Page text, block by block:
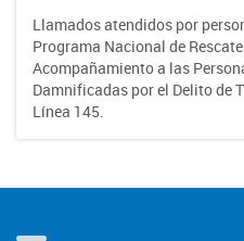
Llamados atendidos por
Programa Nacional de
Acompañamiento a las
Damnificadas por el Delito de
Línea 145.